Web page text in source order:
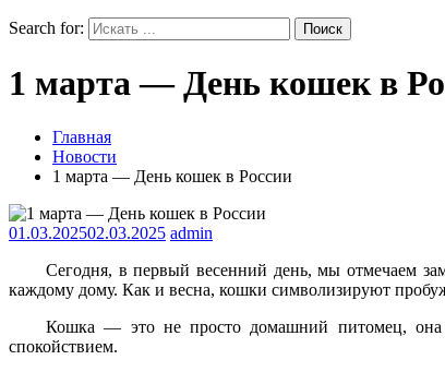
Search for:
1 марта — День кошек в
Главная
Новости
1 марта — День кошек в России
01.03.202502.03.2025 admin
Сегодня, в первый весенний день, мы отмечаем
каждому дому. Как и весна, кошки символизируют
Кошка — это не просто домашний питомец, она
спокойствием.